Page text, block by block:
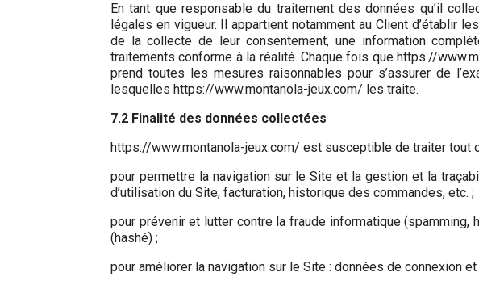
En tant que responsable du traitement des données qu’il
légales en vigueur. Il appartient notamment au Client
de la collecte de leur consentement, une information
traitements conforme à la réalité. Chaque fois que https://
prend toutes les mesures raisonnables pour s’assurer de
lesquelles https://www.montanola-jeux.com/ les traite.
7.2 Finalité des données collectées
https://www.montanola-jeux.com/ est susceptible de traiter tout
pour permettre la navigation sur le Site et la gestion et la
d’utilisation du Site, facturation, historique des commandes, etc. ;
pour prévenir et lutter contre la fraude informatique
(hashé) ;
pour améliorer la navigation sur le Site : données de connexion et